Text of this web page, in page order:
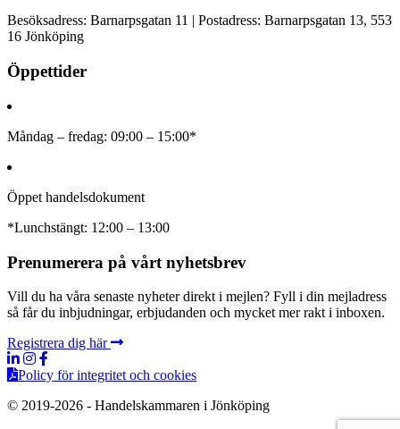
Besöksadress: Barnarpsgatan 11 | Postadress: Barnarpsgatan 13, 553
16 Jönköping
Öppettider
Måndag – fredag: 09:00 – 15:00*
Öppet handelsdokument
*Lunchstängt: 12:00 – 13:00
Prenumerera på vårt nyhetsbrev
Vill du ha våra senaste nyheter direkt i mejlen? Fyll i din mejladress
så får du inbjudningar, erbjudanden och mycket mer rakt i inboxen.
Registrera dig här
Policy för integritet och cookies
© 2019-2026 - Handelskammaren i Jönköping